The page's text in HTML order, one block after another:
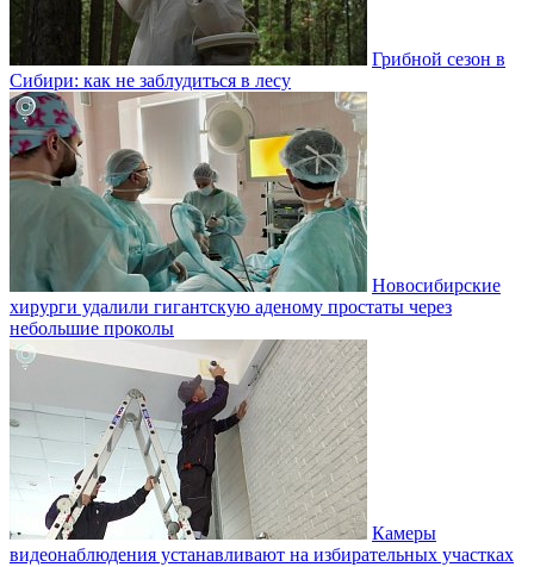
Грибной сезон в
Сибири: как не заблудиться в лесу
Новосибирские
хирурги удалили гигантскую аденому простаты через
небольшие проколы
Камеры
видеонаблюдения устанавливают на избирательных участках